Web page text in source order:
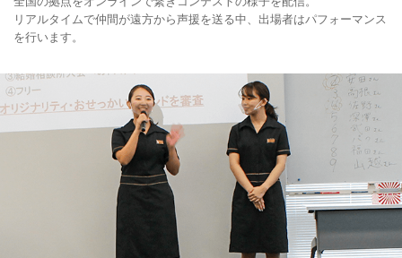
リアルタイムで仲間が遠方から声援を送る中、出場者はパフォーマンス
を行います。